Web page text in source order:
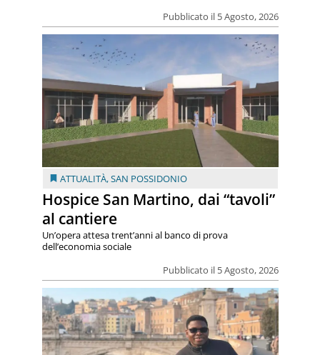
Pubblicato il 5 Agosto, 2026
ATTUALITÀ,SAN POSSIDONIO
Hospice San Martino, dai “tavoli”
al cantiere
Pubblicato il 5 Agosto, 2026
Un’opera attesa trent’anni al banco di prova
dell’economia sociale